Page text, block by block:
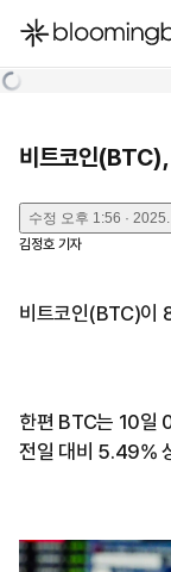
한국어
비트코인
수정 오후 1:56 ·
김정호 기자
비트코인(BTC)이
한편 BTC는 10일
전일 대비 5.49%